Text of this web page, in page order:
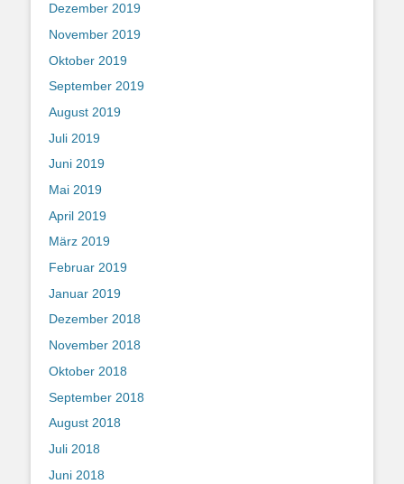
Dezember 2019
November 2019
Oktober 2019
September 2019
August 2019
Juli 2019
Juni 2019
Mai 2019
April 2019
März 2019
Februar 2019
Januar 2019
Dezember 2018
November 2018
Oktober 2018
September 2018
August 2018
Juli 2018
Juni 2018